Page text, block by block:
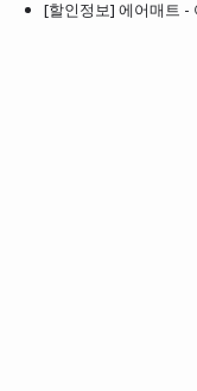
[할인정보] 에어매트 -